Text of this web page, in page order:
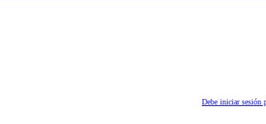
Debe iniciar sesión